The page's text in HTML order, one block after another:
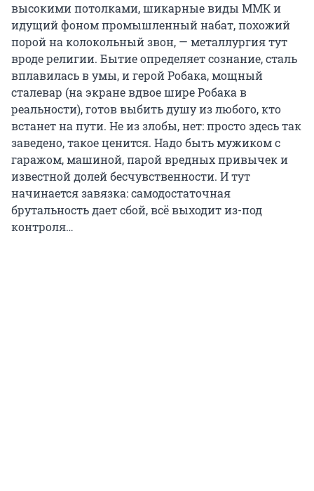
высокими потолками, шикарные виды ММК и
идущий фоном промышленный набат, похожий
порой на колокольный звон, — металлургия тут
вроде религии. Бытие определяет сознание, сталь
вплавилась в умы, и герой Робака, мощный
сталевар (на экране вдвое шире Робака в
реальности), готов выбить душу из любого, кто
встанет на пути. Не из злобы, нет: просто здесь так
заведено, такое ценится. Надо быть мужиком с
гаражом, машиной, парой вредных привычек и
известной долей бесчувственности. И тут
начинается завязка: самодостаточная
брутальность дает сбой, всё выходит из-под
контроля…